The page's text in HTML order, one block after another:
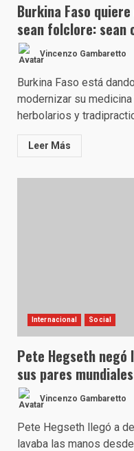
Burkina Faso
sean folclore: sean
Vincenzo Gambaretto
Burkina Faso está
modernizar su
herbolarios y
Leer Más
Internacional Social
Pete Hegseth negó
sus pares
Vincenzo Gambaretto
Pete Hegseth llegó a
lavaba las manos